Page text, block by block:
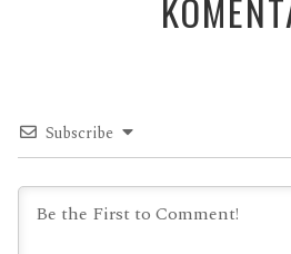
Subscribe